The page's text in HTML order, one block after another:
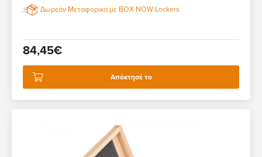
Δωρεάν Μεταφορικά με BOX NOW Lockers
84,45€
Απόκτησέ το